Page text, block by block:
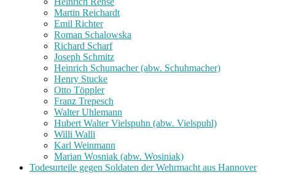
Martin Reichardt
Emil Richter
Roman Schalowska
Richard Scharf
Joseph Schmitz
Heinrich Schumacher (abw. Schuhmacher)
Henry Stucke
Otto Töppler
Franz Trepesch
Walter Uhlemann
Hubert Walter Vielspuhn (abw. Vielspuhl)
Willi Walli
Karl Weinmann
Marian Wosniak (abw. Wosiniak)
Todesurteile gegen Soldaten der Wehrmacht aus Hannover